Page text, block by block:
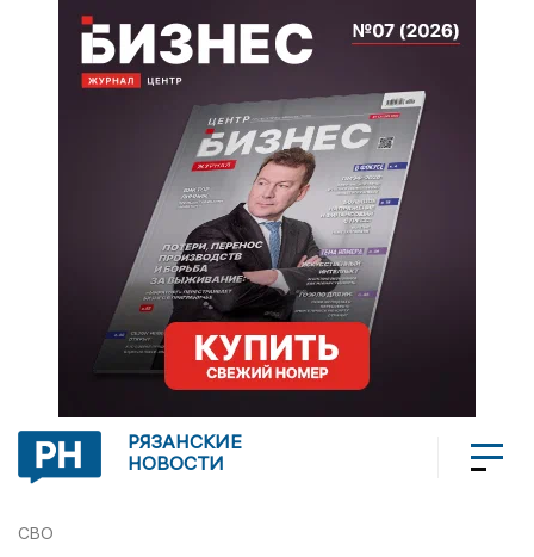
РЯЗАНСКИЕ
НОВОСТИ
СВО